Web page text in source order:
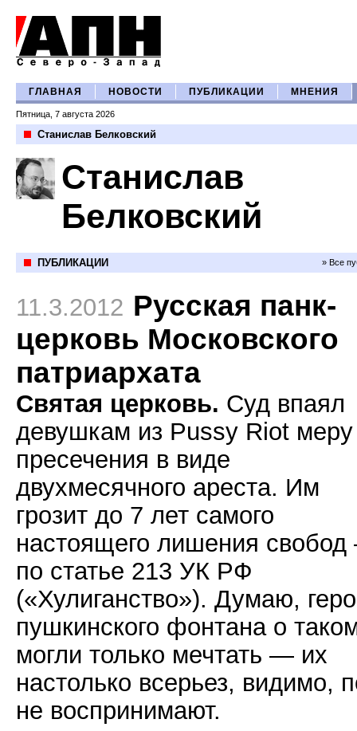
ГЛАВНАЯ НОВОСТИ ПУБЛИКАЦИИ МНЕНИЯ
Пятница, 7 августа 2026
Станислав Белковский
Станислав
Белковский
ПУБЛИКАЦИИ » Все
11.3.2012 Русская панк-
церковь Московского
патриархата
Святая церковь. Суд впаял
девушкам из Pussy Riot меру
пресечения в виде
двухмесячного ареста. Им
грозит до 7 лет самого
настоящего лишения
по статье 213 УК РФ
(«Хулиганство»). Думаю,
пушкинского фонтана о
могли только мечтать — их
настолько всерьез, видимо,
не воспринимают.